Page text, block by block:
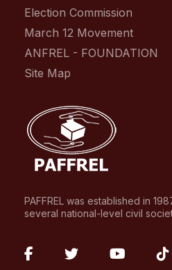
Election Commission
March 12 Movement
ANFREL - FOUNDATION
Site Map
PAFFREL was established in
several national-level civil
fab